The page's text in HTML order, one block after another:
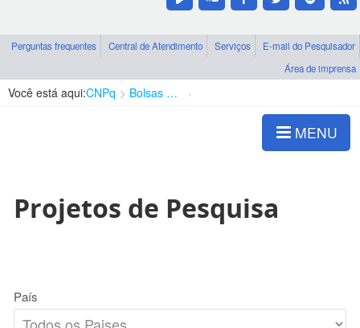
Perguntas frequentes Central de Atendimento Serviços
E-mail do Pesquisador
Área de imprensa
Você está aqui:CNPq Bolsas e Auxílios Vigentes
MENU
Projetos de Pesquisa
País